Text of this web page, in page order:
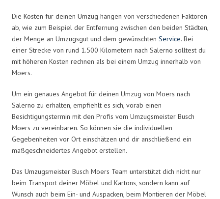
Die Kosten für deinen Umzug hängen von verschiedenen Faktoren
ab, wie zum Beispiel der Entfernung zwischen den beiden Städten,
der Menge an Umzugsgut und dem gewünschten Service. Bei
einer Strecke von rund 1.500 Kilometern nach Salerno solltest du
mit höheren Kosten rechnen als bei einem Umzug innerhalb von
Moers.
Um ein genaues Angebot für deinen Umzug von Moers nach
Salerno zu erhalten, empfiehlt es sich, vorab einen
Besichtigungstermin mit den Profis vom Umzugsmeister Busch
Moers zu vereinbaren. So können sie die individuellen
Gegebenheiten vor Ort einschätzen und dir anschließend ein
maßgeschneidertes Angebot erstellen.
Das Umzugsmeister Busch Moers Team unterstützt dich nicht nur
beim Transport deiner Möbel und Kartons, sondern kann auf
Wunsch auch beim Ein- und Auspacken, beim Montieren der Möbel